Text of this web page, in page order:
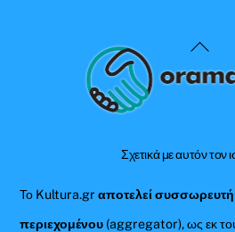
Back
To
Σχετικά με αυτόν τον
Το Kultura.grαποτελεί συσσωρευτή
περιεχομένου (aggregator), ως εκ